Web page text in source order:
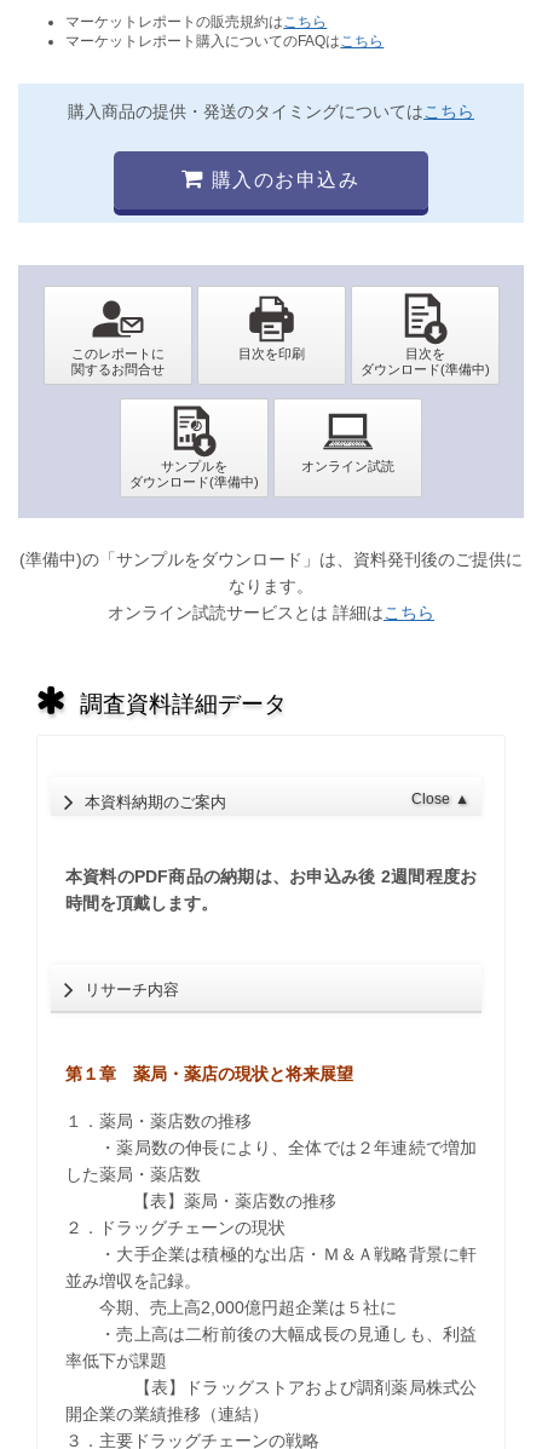
マーケットレポートの販売規約は こちら
マーケットレポート購入についてのFAQは こちら
購入商品の提供・発送のタイミングについてはこちら
購入のお申込み
(準備中)の「サンプルをダウンロード」は、資料発刊後のご提供に
なります。
オンライン試読サービスとは 詳細はこちら
調査資料詳細データ
本資料納期のご案内 Close ▲
本資料のPDF商品の納期は、お申込み後 2週間程度お
時間を頂戴します。
リサーチ内容
第１章 薬局・薬店の現状と将来展望
１．薬局・薬店数の推移
・薬局数の伸長により、全体では２年連続で増加
した薬局・薬店数
【表】薬局・薬店数の推移
２．ドラッグチェーンの現状
・大手企業は積極的な出店・Ｍ＆Ａ戦略背景に軒
並み増収を記録。
今期、売上高2,000億円超企業は５社に
・売上高は二桁前後の大幅成長の見通しも、利益
率低下が課題
【表】ドラッグストアおよび調剤薬局株式公
開企業の業績推移（連結）
３．主要ドラッグチェーンの戦略